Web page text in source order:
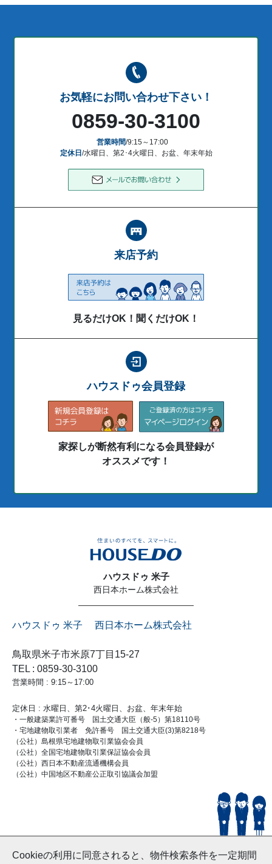
Cookieの利用に同意されると、物件検索条件を一定期間
お気軽にお問い合わせ下さい！
0859-30-3100
営業時間/9:15～17:00
定休日 /水曜日、第2･4火曜日、お盆、年末年始
来店予約
見るだけOK！聞くだけOK！
ハウスドゥ会員登録
家探しが断然有利になる会員登録が
オススメです！
ハウスドゥ 米子
西日本ホーム株式会社
ハウスドゥ 米子 西日本ホーム株式会社
鳥取県米子市米原7丁目15-27
TEL : 0859-30-3100
営業時間 : 9:15～17:00
定休日 : 水曜日、第2･4火曜日、お盆、年末年始
・一般建築業許可番号 国土交通大臣（般-5）第18110号
・宅地建物取引業者 免許番号 国土交通大臣(3)第8218号
（公社）島根県宅地建物取引業協会会員
（公社）全国宅地建物取引業保証協会会員
（公社）西日本不動産流通機構会員
（公社）中国地区不動産公正取引協議会加盟
© HouseDoYonago